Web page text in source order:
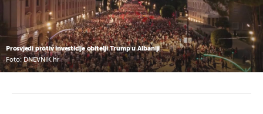
Prosvjedi protiv investicije obitelji Trump u Albaniji
Foto: DNEVNIK.hr